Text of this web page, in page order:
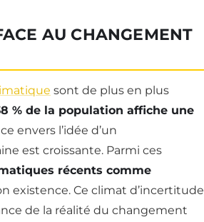
AU CHANGEMENT
sont de plus en plus
% de la population affiche une
envers l’idée d’un
est croissante. Parmi ces
récents comme
existence. Ce climat d’incertitude
de la réalité du changement